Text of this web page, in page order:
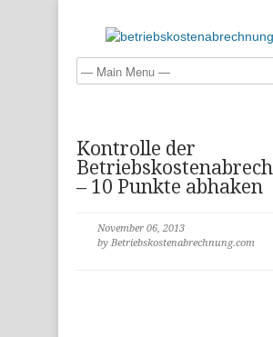
Kontrolle der
– 10 Punkte abhaken
November 06, 2013
by Betriebskostenabrechnung.com